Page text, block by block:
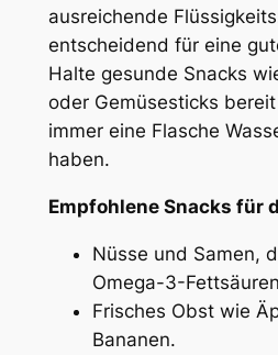
ausreichende
entscheidend für eine
Halte gesunde Snacks
oder Gemüsesticks
immer eine Flasche
haben.
Empfohlene Snacks für
Nüsse und Samen,
Omega-3-
Frisches Obst wie
Bananen.